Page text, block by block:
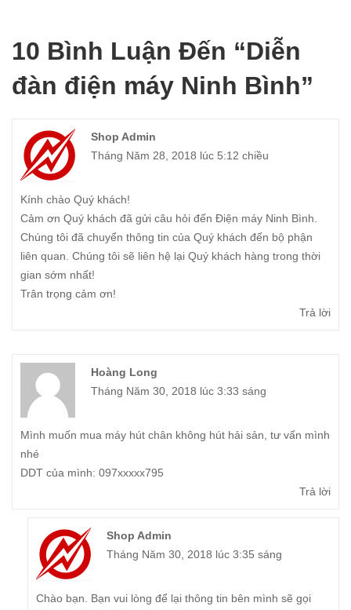
10 Bình Luận Đến “Diễn
đàn điện máy Ninh Bình”
Shop Admin
Tháng Năm 28, 2018 lúc 5:12 chiều
Kính chào Quý khách!
Cảm ơn Quý khách đã gửi câu hỏi đến Điện máy Ninh Bình.
Chúng tôi đã chuyển thông tin của Quý khách đến bộ phận
liên quan. Chúng tôi sẽ liên hệ lại Quý khách hàng trong thời
gian sớm nhất!
Trân trọng cảm ơn!
Trả lời
Hoàng Long
Tháng Năm 30, 2018 lúc 3:33 sáng
Mình muốn mua máy hút chân không hút hải sản, tư vấn mình
nhé
DDT của mình: 097xxxxx795
Trả lời
Shop Admin
Tháng Năm 30, 2018 lúc 3:35 sáng
Chào bạn. Bạn vui lòng để lại thông tin bên mình sẽ gọi